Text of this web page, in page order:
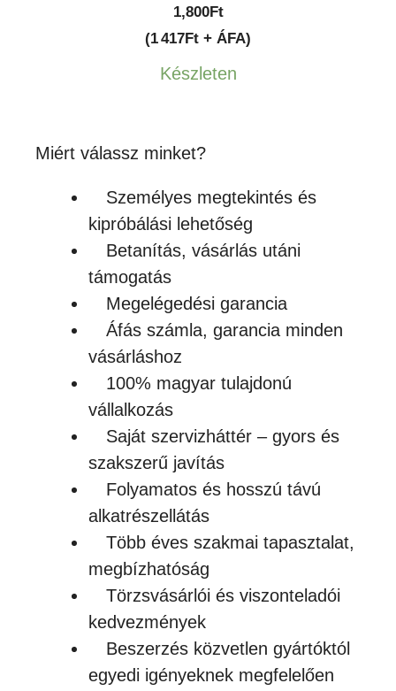
1,800Ft
(1 417Ft + ÁFA)
Készleten
Miért válassz minket?
Személyes megtekintés és
kipróbálási lehetőség
Betanítás, vásárlás utáni
támogatás
Megelégedési garancia
Áfás számla, garancia minden
vásárláshoz
100% magyar tulajdonú
vállalkozás
Saját szervizháttér – gyors és
szakszerű javítás
Folyamatos és hosszú távú
alkatrészellátás
Több éves szakmai tapasztalat,
megbízhatóság
Törzsvásárlói és viszonteladói
kedvezmények
Beszerzés közvetlen gyártóktól
egyedi igényeknek megfelelően